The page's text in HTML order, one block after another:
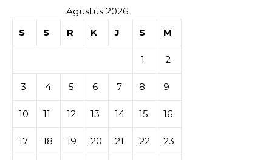
Agustus 2026
S
S R K J S M
1 2
3 4 5 6 7 8 9
10 11 12 13 14 15 16
17 18 19 20 21 22 23